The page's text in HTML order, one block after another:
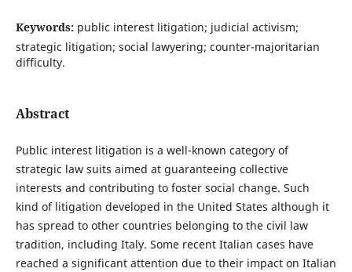
Keywords: public interest litigation; judicial activism;
strategic litigation; social lawyering; counter-majoritarian
difficulty.
Abstract
Public interest litigation is a well-known category of
strategic law suits aimed at guaranteeing collective
interests and contributing to foster social change. Such
kind of litigation developed in the United States although it
has spread to other countries belonging to the civil law
tradition, including Italy. Some recent Italian cases have
reached a significant attention due to their impact on Italian